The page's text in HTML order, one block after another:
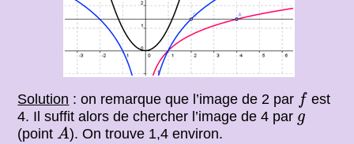
Solution : on remarque que l’image de 2 par f
f est
4. Il suffit alors de chercher l’image de 4 par g
g
(pointA
A). On trouve 1,4 environ.